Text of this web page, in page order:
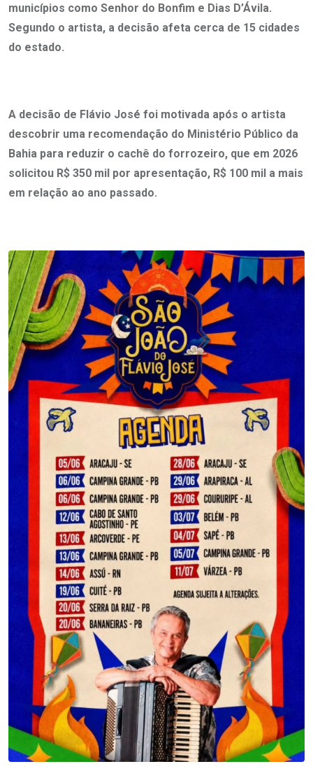
municípios como Senhor do Bonfim e Dias D’Ávila.
Segundo o artista, a decisão afeta cerca de 15 cidades
do estado.
A decisão de Flávio José foi motivada após o artista
descobrir uma recomendação do Ministério Público da
Bahia para reduzir o cachê do forrozeiro, que em 2026
solicitou R$ 350 mil por apresentação, R$ 100 mil a mais
em relação ao ano passado.